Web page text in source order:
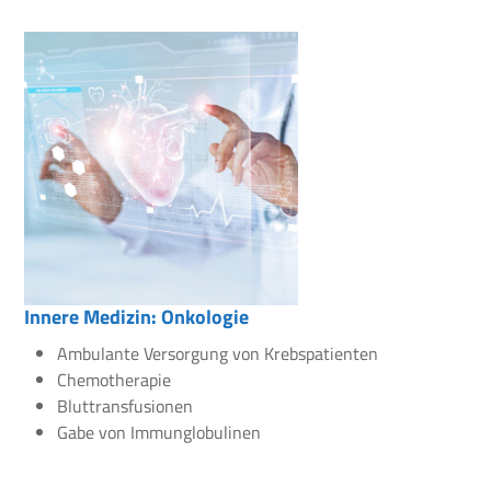
Innere Medizin: Onkologie
Ambulante Versorgung von Krebspatienten
Chemotherapie
Bluttransfusionen
Gabe von Immunglobulinen